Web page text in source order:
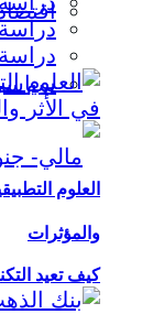
كيف تعيد
العلوم
والمؤثرات